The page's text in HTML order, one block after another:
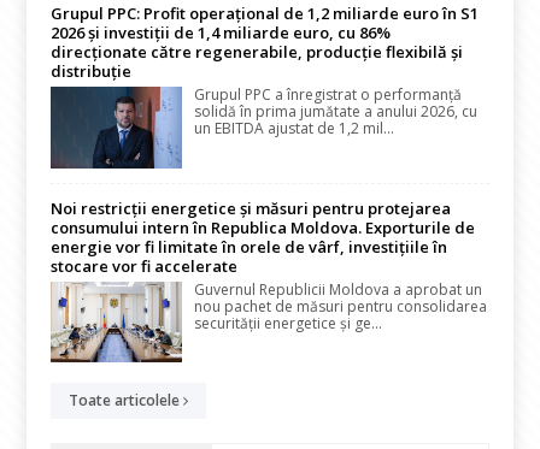
Grupul PPC: Profit operațional de 1,2 miliarde euro în S1
2026 și investiții de 1,4 miliarde euro, cu 86%
direcționate către regenerabile, producție flexibilă și
distribuție
Grupul PPC a înregistrat o performanță
solidă în prima jumătate a anului 2026, cu
un EBITDA ajustat de 1,2 mil...
Noi restricții energetice și măsuri pentru protejarea
consumului intern în Republica Moldova. Exporturile de
energie vor fi limitate în orele de vârf, investițiile în
stocare vor fi accelerate
Guvernul Republicii Moldova a aprobat un
nou pachet de măsuri pentru consolidarea
securității energetice și ge...
Toate articolele